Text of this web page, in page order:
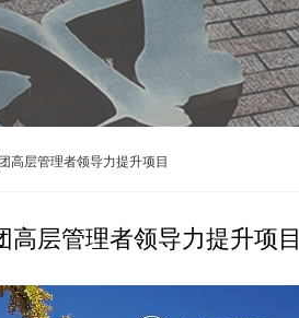
高层管理者领导力提升项目
层管理者领导力提升项目